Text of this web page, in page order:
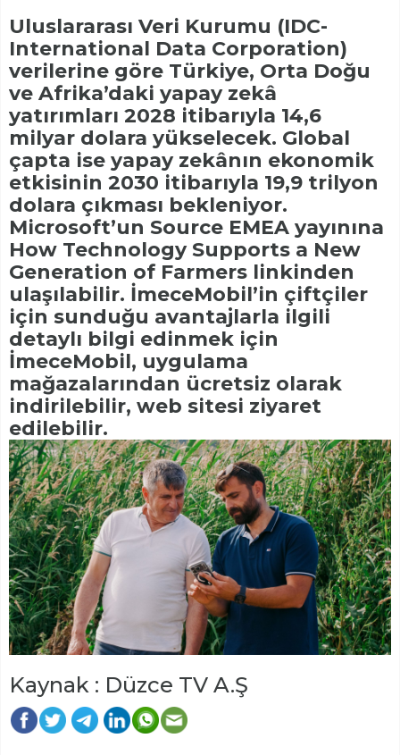
Uluslararası Veri Kurumu (IDC-
International Data Corporation)
verilerine göre Türkiye, Orta Doğu
ve Afrika’daki yapay zekâ
yatırımları 2028 itibarıyla 14,6
milyar dolara yükselecek. Global
çapta ise yapay zekânın ekonomik
etkisinin 2030 itibarıyla 19,9 trilyon
dolara çıkması bekleniyor.
Microsoft’un Source EMEA yayınına
How Technology Supports a New
Generation of Farmers linkinden
ulaşılabilir. İmeceMobil’in çiftçiler
için sunduğu avantajlarla ilgili
detaylı bilgi edinmek için
İmeceMobil, uygulama
mağazalarından ücretsiz olarak
indirilebilir, web sitesi ziyaret
edilebilir.
Kaynak : Düzce TV A.Ş